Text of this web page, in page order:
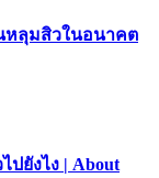
หลุมสิวในอนาคต
ปยังไง | About